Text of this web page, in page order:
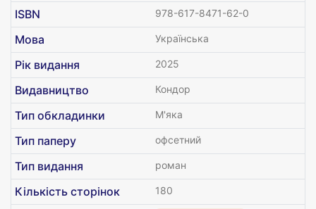
ISBN 978-617-8471-62-0
Мова Українська
Рік видання 2025
Видавництво Кондор
Тип обкладинки М'яка
Тип паперу офсетний
Тип видання роман
Кількість сторінок 180